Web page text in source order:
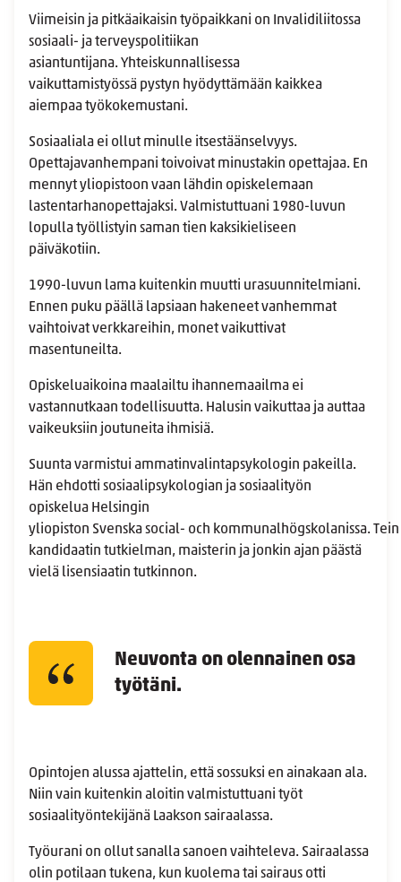
Viimeisin ja pitkäaikaisin työpaikkani on Invalidiliitossa
sosiaali- ja terveyspolitiikan
asiantuntijana. Yhteiskunnallisessa
vaikuttamistyössä pystyn hyödyttämään kaikkea
aiempaa työkokemustani.
Sosiaaliala ei ollut minulle itsestäänselvyys.
Opettajavanhempani toivoivat minustakin opettajaa. En
mennyt yliopistoon vaan lähdin opiskelemaan
lastentarhanopettajaksi. Valmistuttuani 1980-luvun
lopulla työllistyin saman tien kaksikieliseen
päiväkotiin.
1990-luvun lama kuitenkin muutti urasuunnitelmiani.
Ennen puku päällä lapsiaan hakeneet vanhemmat
vaihtoivat verkkareihin, monet vaikuttivat
masentuneilta.
Opiskeluaikoina maalailtu ihannemaailma ei
vastannutkaan todellisuutta. Halusin vaikuttaa ja auttaa
vaikeuksiin joutuneita ihmisiä.
Suunta varmistui ammatinvalintapsykologin pakeilla.
Hän ehdotti sosiaalipsykologian ja sosiaalityön
opiskelua Helsingin
yliopiston Svenska social- och kommunalhögskolanissa. Tein
kandidaatin tutkielman, maisterin ja jonkin ajan päästä
vielä lisensiaatin tutkinnon.
Neuvonta on olennainen osa
työtäni.
Opintojen alussa ajattelin, että sossuksi en ainakaan ala.
Niin vain kuitenkin aloitin valmistuttuani työt
sosiaalityöntekijänä Laakson sairaalassa.
Työurani on ollut sanalla sanoen vaihteleva. Sairaalassa
olin potilaan tukena, kun kuolema tai sairaus otti